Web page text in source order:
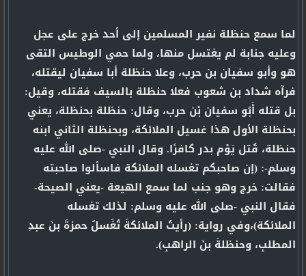
لما سمع حنظلة نفير المسلمين إلى أحد خرج على عجل
وعليه جنابة لم يغتسل منها، ولما حمي الوطيس التقى
هو وأبو سفيان بن حرب، وعلا حنظلة أبا سفيان ليقتله،
فرآه شداد بن شعوب فعلا حنظلة بالسيف فقتله، وقيل:
بل قتله أَبُو سفيان بْن حرب، وقال: حنظلة بحنظلة، يعني
بحنظلة الأول هذا غسيل الملائكة، وبحنظلة الثاني ابنه
حنظلة، قُتل يَوْم بدر كافرًا. وقال النبي -صلى الله عليه
وسلم-: (إن صاحبكم تغسله الملائكة فاسألوا صاحبته
فقالت: خرج وهو جنب لما سمع الهيعة -يعني الصيحة-
فقال النبي -صلى الله عليه وسلم: لذلك تغسله
الملائكة)،وفي رواية: (رأيتُ الملائكةَ تُغَسلُ حمزةَ بنَ عبدِ
المطلبِ، وحنظلةَ بنَ الراهبِ).